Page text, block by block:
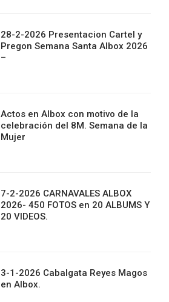
28-2-2026 Presentacion Cartel y
Pregon Semana Santa Albox 2026
–
Actos en Albox con motivo de la
celebración del 8M. Semana de la
Mujer
7-2-2026 CARNAVALES ALBOX
2026- 450 FOTOS en 20 ALBUMS Y
20 VIDEOS.
3-1-2026 Cabalgata Reyes Magos
en Albox.